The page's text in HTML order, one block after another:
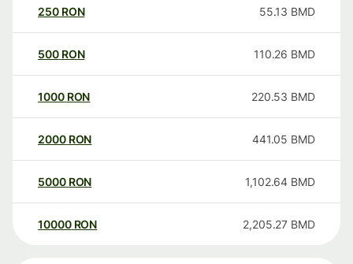
250 RON 55.13 BMD
500 RON 110.26 BMD
1000 RON 220.53 BMD
2000 RON 441.05 BMD
5000 RON 1,102.64 BMD
10000 RON 2,205.27 BMD